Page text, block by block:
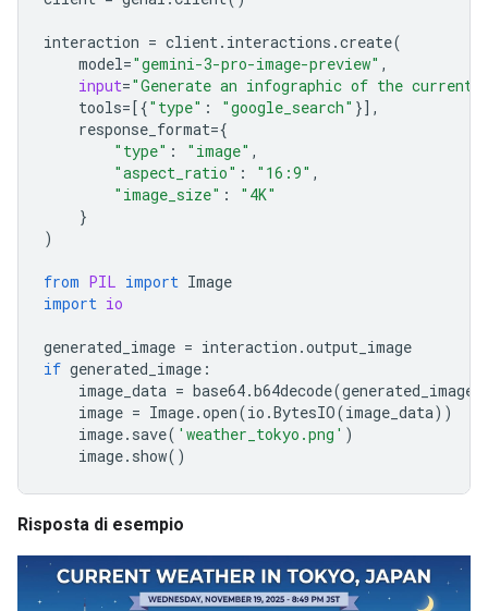
interaction = client. interactions .create(
model="gemini-3-pro-image-preview" ,
input="Generate an infographic of the current
tools=[{"type" : "google_search" }],
response_format={
"type" : "image" ,
"aspect_ratio" : "16:9" ,
"image_size" :
"4K"
}
)
from PIL import Image
import io
generated_image = interaction .output_image
if generated_image :
image_data = base64.b64decode(generated_image
image = Image.open(io .BytesIO(image_data))
image. save( 'weather_tokyo.png' )
image. show()
Risposta di esempio